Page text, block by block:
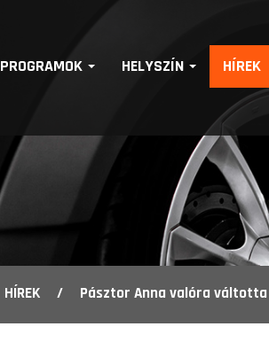
PROGRAMOK HELYSZÍN HÍREK
HÍREK / Pásztor Anna valóra